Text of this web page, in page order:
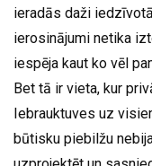
ieradās daži
ierosinājumi netika
iespēja kaut ko vēl
Bet tā ir vieta, kur
Iebrauktuves uz
būtisku piebilžu